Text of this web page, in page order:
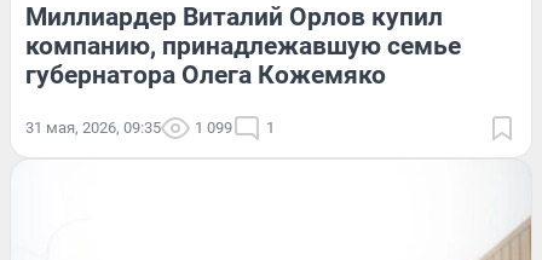
Миллиардер Виталий Орлов купил
компанию, принадлежавшую семье
губернатора Олега Кожемяко
31 мая, 2026, 09:35 1 099 1